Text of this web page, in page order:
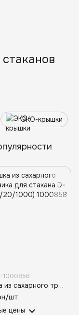
ЭКО-крышки
1000858
Крышка из сахарного тростника для стакана D-90 (50/20/1000)
шт.
цены